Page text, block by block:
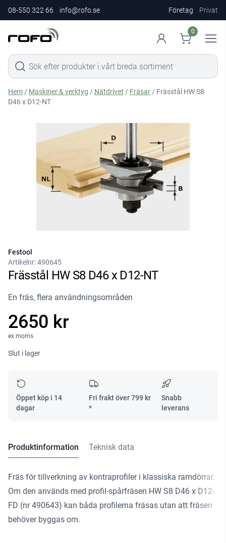
08-550 322 66 info@rofo.se Företag Privat
0
Hem / Maskiner & verktyg / Nätdrivet / Fräsar / Frässtål HW S8
D46 x D12-NT
Festool
Artikelnr:490645
Frässtål HW S8 D46 x D12-NT
En fräs, flera användningsområden
2650 kr
ex moms
Slut i lager
Öppet köp i 14
dagar
Fri frakt över799 kr
*
Snabb
leverans
Produktinformation Teknisk data
Fräs för tillverkning av kontraprofiler i klassiska ramdörrar.
Om den används med profil-spårfräsen HW S8 D46 x D12-
FD (nr 490643) kan båda profilerna fräsas utan att fräsen
behöver byggas om.